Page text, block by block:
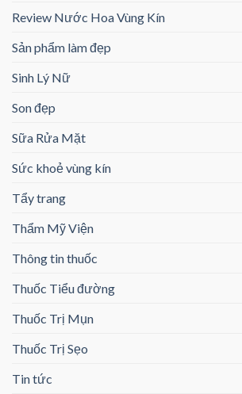
Review Nước Hoa Vùng Kín
Sản phẩm làm đẹp
Sinh Lý Nữ
Son đẹp
Sữa Rửa Mặt
Sức khoẻ vùng kín
Tẩy trang
Thẩm Mỹ Viện
Thông tin thuốc
Thuốc Tiểu đường
Thuốc Trị Mụn
Thuốc Trị Sẹo
Tin tức